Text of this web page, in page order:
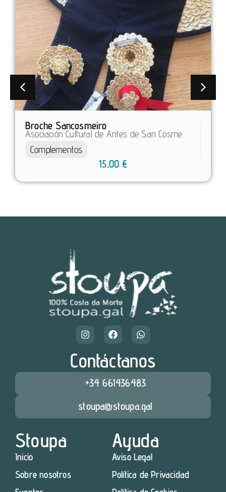
Broche Sancosmeiro
Asociación Cultural de Antes de San Cosme
Complementos
15,00 €
Stoupa
Inicio
Sobre nosotros
Ayuda
Aviso Legal
Política de Privacidad
Contáctanos
+34 661436483
stoupa@stoupa.gal